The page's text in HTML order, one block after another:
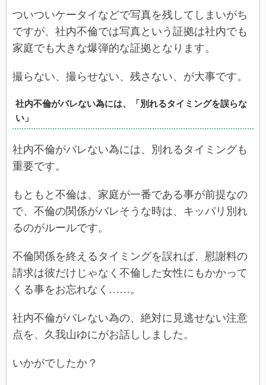
ついついケータイなどで写真を残してしまいがち
ですが、社内不倫では写真という証拠は社内でも
家庭でも大きな爆弾的な証拠となります。
撮らない、撮らせない、残さない、が大事です。
社内不倫がバレない為には、「別れるタイミングを誤らな
い」
社内不倫がバレない為には、別れるタイミングも
重要です。
もともと不倫は、家庭が一番である事が前提なの
で、不倫の関係がバレそうな時は、キッパリ別れ
るのがルールです。
不倫関係を終えるタイミングを誤れば、慰謝料の
請求は彼だけじゃなく不倫した女性にもかかって
くる事をお忘れなく……。
社内不倫がバレない為の、絶対に見逃せない注意
点を、久我山ゆにがお話ししました。
いかがでしたか？